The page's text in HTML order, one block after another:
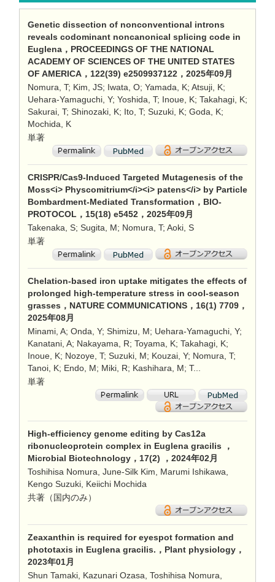
Genetic dissection of nonconventional introns
reveals codominant noncanonical splicing code in
Euglena，PROCEEDINGS OF THE NATIONAL
ACADEMY OF SCIENCES OF THE UNITED STATES
OF AMERICA，122(39) e2509937122，2025年09月
Nomura, T; Kim, JS; Iwata, O; Yamada, K; Atsuji, K;
Uehara-Yamaguchi, Y; Yoshida, T; Inoue, K; Takahagi, K;
Sakurai, T; Shinozaki, K; Ito, T; Suzuki, K; Goda, K;
Mochida, K
単著
CRISPR/Cas9-Induced Targeted Mutagenesis of the
Moss<i> Physcomitrium</i><i> patens</i> by Particle
Bombardment-Mediated Transformation，BIO-
PROTOCOL，15(18) e5452，2025年09月
Takenaka, S; Sugita, M; Nomura, T; Aoki, S
単著
Chelation-based iron uptake mitigates the effects of
prolonged high-temperature stress in cool-season
grasses，NATURE COMMUNICATIONS，16(1) 7709，
2025年08月
Minami, A; Onda, Y; Shimizu, M; Uehara-Yamaguchi, Y;
Kanatani, A; Nakayama, R; Toyama, K; Takahagi, K;
Inoue, K; Nozoye, T; Suzuki, M; Kouzai, Y; Nomura, T;
Tanoi, K; Endo, M; Miki, R; Kashihara, M; T...
単著
High-efficiency genome editing by Cas12a
ribonucleoprotein complex in Euglena gracilis ，
Microbial Biotechnology，17(2) ，2024年02月
Toshihisa Nomura, June-Silk Kim, Marumi Ishikawa,
Kengo Suzuki, Keiichi Mochida
共著（国内のみ）
Zeaxanthin is required for eyespot formation and
phototaxis in Euglena gracilis.，Plant physiology，
2023年01月
Shun Tamaki, Kazunari Ozasa, Toshihisa Nomura,